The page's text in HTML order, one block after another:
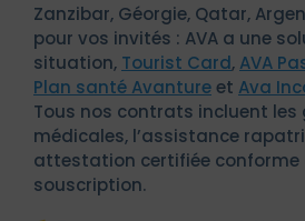
Zanzibar, Géorgie, Qatar,
pour vos invités : AVA a une
situation, Tourist Card, AVA
Plan santé Avantureet Ava
Tous nos contrats incluent
médicales, l’assistance
attestation certifiée conforme
souscription.